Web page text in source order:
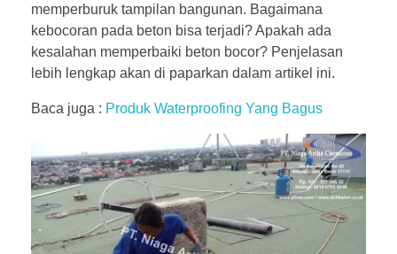
memperburuk tampilan bangunan. Bagaimana
kebocoran pada beton bisa terjadi? Apakah ada
kesalahan memperbaiki beton bocor? Penjelasan
lebih lengkap akan di paparkan dalam artikel ini.
Baca juga : Produk Waterproofing Yang Bagus